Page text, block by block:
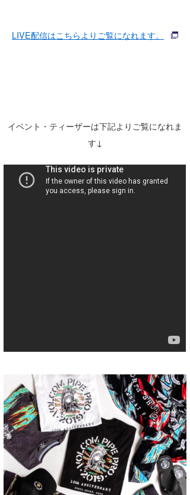
LIVE配信はこちらよりご覧になれます。
イベント・ティーザーは下記よりご覧になれま
す↓
たっちー
まっきー
三輪予報士
wanda
予報士 hiro.
banpaku
Mr.K
chappy